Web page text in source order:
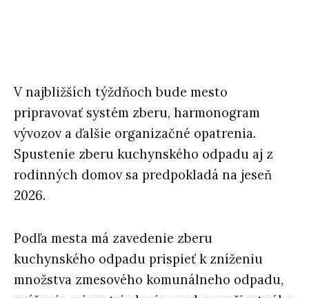
V najbližších týždňoch bude mesto
pripravovať systém zberu, harmonogram
vývozov a ďalšie organizačné opatrenia.
Spustenie zberu kuchynského odpadu aj z
rodinných domov sa predpokladá na jeseň
2026.
Podľa mesta má zavedenie zberu
kuchynského odpadu prispieť k zníženiu
množstva zmesového komunálneho odpadu,